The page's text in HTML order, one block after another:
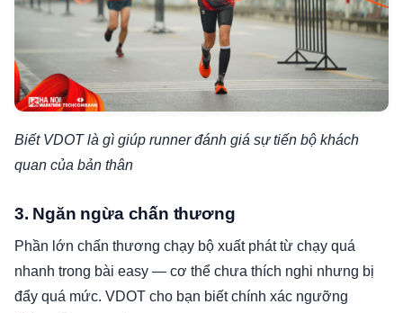
Biết VDOT là gì giúp runner đánh giá sự tiến bộ khách
quan của bản thân
3. Ngăn ngừa chấn thương
Phần lớn chấn thương chạy bộ xuất phát từ chạy quá
nhanh trong bài easy — cơ thể chưa thích nghi nhưng bị
đẩy quá mức. VDOT cho bạn biết chính xác ngưỡng